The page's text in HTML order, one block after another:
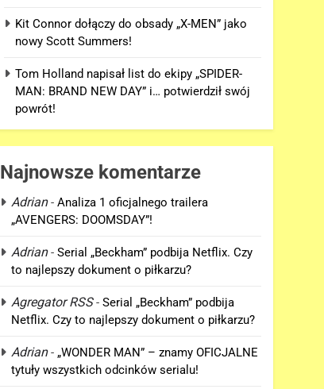
Kit Connor dołączy do obsady „X-MEN” jako
nowy Scott Summers!
Tom Holland napisał list do ekipy „SPIDER-
MAN: BRAND NEW DAY” i… potwierdził swój
powrót!
Najnowsze komentarze
Adrian-Analiza 1 oficjalnego trailera
„AVENGERS: DOOMSDAY”!
Adrian-Serial „Beckham” podbija Netflix. Czy
to najlepszy dokument o piłkarzu?
Agregator RSS-Serial „Beckham” podbija
Netflix. Czy to najlepszy dokument o piłkarzu?
Adrian- „WONDER MAN” – znamy OFICJALNE
tytuły wszystkich odcinków serialu!